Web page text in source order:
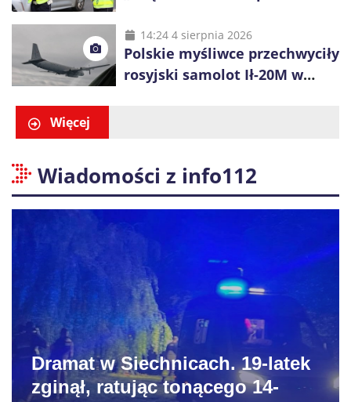
14:24 4 sierpnia 2026
Polskie myśliwce przechwyciły
rosyjski samolot Ił-20M w
Więcej
Wiadomości z info112
Dramat w Siechnicach. 19-latek
zginął, ratując tonącego 14-